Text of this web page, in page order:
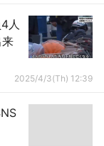
人
2025/4/3(Th) 12:39